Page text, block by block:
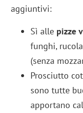
aggiuntivi:
Sì alle pizze
funghi,
(senza
Prosciutto
sono tutte
apportano